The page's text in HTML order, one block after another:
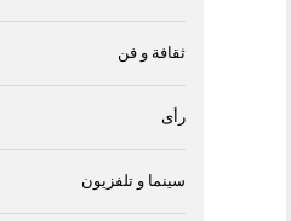
ثقافة و فن
رأى
سينما و تلفزيون